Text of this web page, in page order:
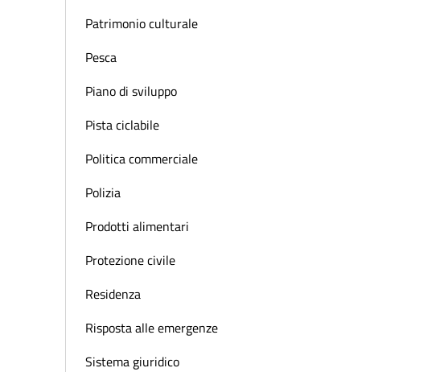
Patrimonio culturale
Pesca
Piano di sviluppo
Pista ciclabile
Politica commerciale
Polizia
Prodotti alimentari
Protezione civile
Residenza
Risposta alle emergenze
Sistema giuridico